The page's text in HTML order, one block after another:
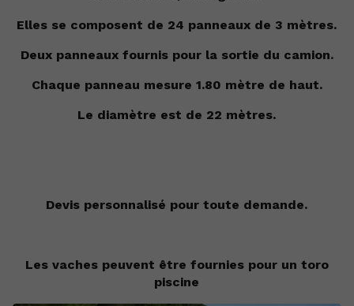
Elles se composent de 24 panneaux de 3 mètres.
Deux panneaux fournis pour la sortie du camion.
Chaque panneau mesure 1.80 mètre de haut.
Le diamètre est de 22 mètres.
Devis personnalisé pour toute demande.
Les vaches peuvent être fournies pour un toro
piscine